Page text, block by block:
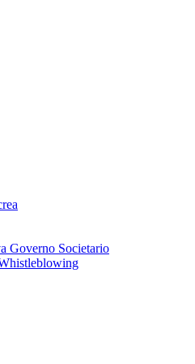
Governo Societario